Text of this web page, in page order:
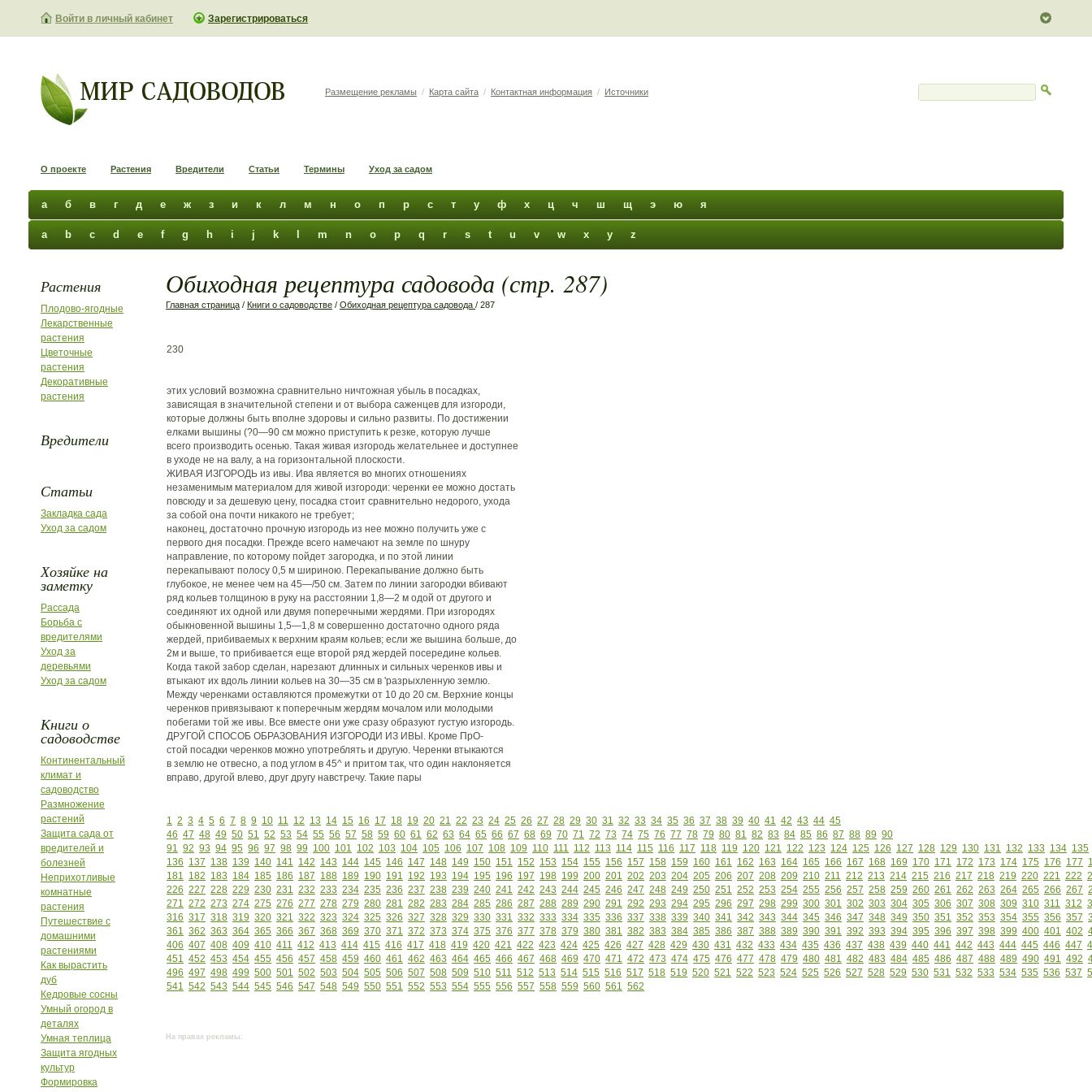
Войти в личный кабинет Зарегистрироваться
Размещение рекламы / Карта сайта / Контактная информация / Источники
О проекте Растения Вредители Статьи Термины Уход за садом
а б в г д е ж з и к л м н о п р с т у ф х ц ч ш щ э ю я
a b c d e f g h i j k m n o p q r s t u v w x y z
Растения
Плодово-ягодные
Лекарственные
растения
Цветочные
растения
Декоративные
растения
Вредители
Статьи
Закладка сада
Уход за садом
Хозяйке на
заметку
Рассада
Борьба с
вредителями
Уход за
деревьями
Уход за садом
Книги о
садоводстве
Континентальный
климат и
садоводство
Размножение
растений
Защита сада от
вредителей и
болезней
Неприхотливые
комнатные
растения
Путешествие с
домашними
растениями
Как вырастить
дуб
Кедровые сосны
Умный огород в
деталях
Умная теплица
Защита ягодных
культур
Формировка
Обиходная рецептура садовода (стр. 287)
Главная страница / Книги о садоводстве / Обиходная рецептура садовода / 287
230
этих условий возможна сравнительно ничтожная убыль в посадках,
зависящая в значительной степени и от выбора саженцев для изгороди,
которые должны быть вполне здоровы и сильно развиты. По достижении
елками вышины (?0—90 см можно приступить к резке, которую лучше
всего производить осенью. Такая живая изгородь желательнее и доступнее
в уходе не на валу, а на горизонтальной плоскости.
ЖИВАЯ ИЗГОРОДЬ из ивы. Ива является во многих отношениях
незаменимым материалом для живой изгороди: черенки ее можно достать
повсюду и за дешевую цену, посадка стоит сравнительно недорого, ухода
за собой она почти никакого не требует;
наконец, достаточно прочную изгородь из нее можно получить уже с
первого дня посадки. Прежде всего намечают на земле по шнуру
направление, по которому пойдет загородка, и по этой линии
перекапывают полосу 0,5 м шириною. Перекапывание должно быть
глубокое, не менее чем на 45—/50 см. Затем по линии загородки вбивают
ряд кольев толщиною в руку на расстоянии 1,8—2 м одой от другого и
соединяют их одной или двумя поперечными жердями. При изгородях
обыкновенной вышины 1,5—1,8 м совершенно достаточно одного ряда
жердей, прибиваемых к верхним краям кольев; если же вышина больше, до
2м и выше, то прибивается еще второй ряд жердей посередине кольев.
Когда такой забор сделан, нарезают длинных и сильных черенков ивы и
втыкают их вдоль линии кольев на 30—35 см в 'разрыхленную землю.
Между черенками оставляются промежутки от 10 до 20 см. Верхние концы
черенков привязывают к поперечным жердям мочалом или молодыми
побегами той же ивы. Все вместе они уже сразу образуют густую изгородь.
ДРУГОЙ СПОСОБ ОБРАЗОВАНИЯ ИЗГОРОДИ ИЗ ИВЫ. Кроме ПрО-
стой посадки черенков можно употреблять и другую. Черенки втыкаются
в землю не отвесно, а под углом в 45^ и притом так, что один наклоняется
вправо, другой влево, друг другу навстречу. Такие пары
1 2 3 4 5 6 7 8 9 10 11 12 13 14 15 16 17 18 19 20 21 22 23 24 25 26 27 28 29 30 31 32 33 34 35 36 37 38 39 40 41 42 43 44 45
46 47 48 49 50 51 52 53 54 55 56 57 58 59 60 61 62 63 64 65 66 67 68 69 70 71 72 73 74 75 76 77 78 79 80 81 82 83 84 85 86 87 88 89 90
91 92 93 94 95 96 97 98 99 100 101 102 103 104 105 106 107 108 109 110 111 112 113 114 115 116 117 118 119 120 121 122 123 124 125 126 127 128 129 130 131 132 133 134 135
136 137 138 139 140 141 142 143 144 145 146 147 148 149 150 151 152 153 154 155 156 157 158 159 160 161 162 163 164 165 166 167 168 169 170 171 172 173 174 175 176 177
181 182 183 184 185 186 187 188 189 190 191 192 193 194 195 196 197 198 199 200 201 202 203 204 205 206 207 208 209 210 211 212 213 214 215 216 217 218 219 220 221 222
226 227 228 229 230 231 232 233 234 235 236 237 238 239 240 241 242 243 244 245 246 247 248 249 250 251 252 253 254 255 256 257 258 259 260 261 262 263 264 265 266 267
271 272 273 274 275 276 277 278 279 280 281 282 283 284 285 286 287 288 289 290 291 292 293 294 295 296 297 298 299 300 301 302 303 304 305 306 307 308 309 310 311 312
316 317 318 319 320 321 322 323 324 325 326 327 328 329 330 331 332 333 334 335 336 337 338 339 340 341 342 343 344 345 346 347 348 349 350 351 352 353 354 355 356 357
361 362 363 364 365 366 367 368 369 370 371 372 373 374 375 376 377 378 379 380 381 382 383 384 385 386 387 388 389 390 391 392 393 394 395 396 397 398 399 400 401 402
406 407 408 409 410 411 412 413 414 415 416 417 418 419 420 421 422 423 424 425 426 427 428 429 430 431 432 433 434 435 436 437 438 439 440 441 442 443 444 445 446 447
451 452 453 454 455 456 457 458 459 460 461 462 463 464 465 466 467 468 469 470 471 472 473 474 475 476 477 478 479 480 481 482 483 484 485 486 487 488 489 490 491 492
496 497 498 499 500 501 502 503 504 505 506 507 508 509 510 511 512 513 514 515 516 517 518 519 520 521 522 523 524 525 526 527 528 529 530 531 532 533 534 535 536 537
541 542 543 544 545 546 547 548 549 550 551 552 553 554 555 556 557 558 559 560 561 562
На правах рекламы: